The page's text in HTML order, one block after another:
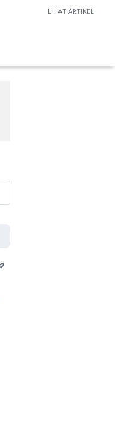
LIHAT ARTIKEL